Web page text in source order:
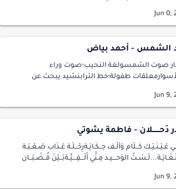
الدفءُ في يديك…
الشمس - أحمد بياض
صوت الشمسولغة النحيب؛صوت وراء
طفولة؛خط الترابنشيد يبحث عن
أرض لكعلى الأجنحة العارية؛لا وجود لكفي عراء
دَحــــــلان - فاطمة يشوتي
عَـيْـنَـيْـك كَــلَام وَأَلْـف حِــكَـايَـةرِحْــلَـة عَـذَاب صَـعْـبَـة
الوَحـــيـد مِـنَّي أَلْـــفِـــيَّـةبَــيْنَ قُــضْـبَــان